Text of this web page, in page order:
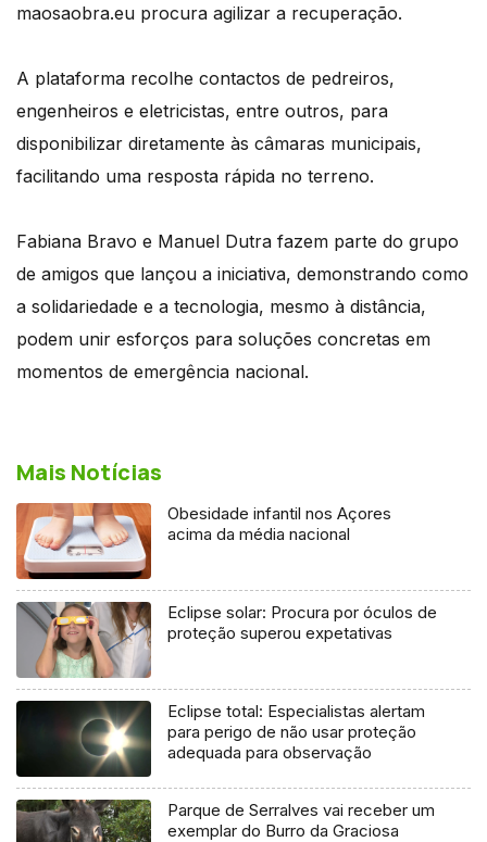
maosaobra.eu procura agilizar a recuperação.
A plataforma recolhe contactos de pedreiros,
engenheiros e eletricistas, entre outros, para
disponibilizar diretamente às câmaras municipais,
facilitando uma resposta rápida no terreno.
Fabiana Bravo e Manuel Dutra fazem parte do grupo
de amigos que lançou a iniciativa, demonstrando como
a solidariedade e a tecnologia, mesmo à distância,
podem unir esforços para soluções concretas em
momentos de emergência nacional.
Mais Notícias
Obesidade infantil nos Açores
acima da média nacional
Eclipse solar: Procura por óculos de
proteção superou expetativas
Eclipse total: Especialistas alertam
para perigo de não usar proteção
adequada para observação
Parque de Serralves vai receber um
exemplar do Burro da Graciosa